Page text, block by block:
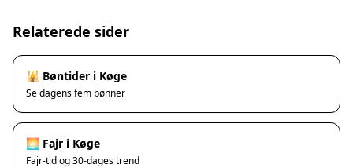
Vanløse
Relaterede sider
🕌 Bøntider i Køge
Se dagens fem bønner
🌅 Fajr i Køge
Fajr-tid og 30-dages trend